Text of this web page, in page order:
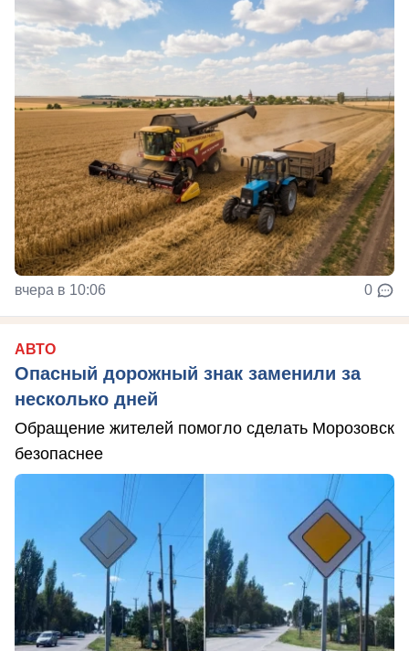
вчера в 10:06 0
АВТО
Опасный дорожный знак заменили за
несколько дней
Обращение жителей помогло сделать Морозовск
безопаснее